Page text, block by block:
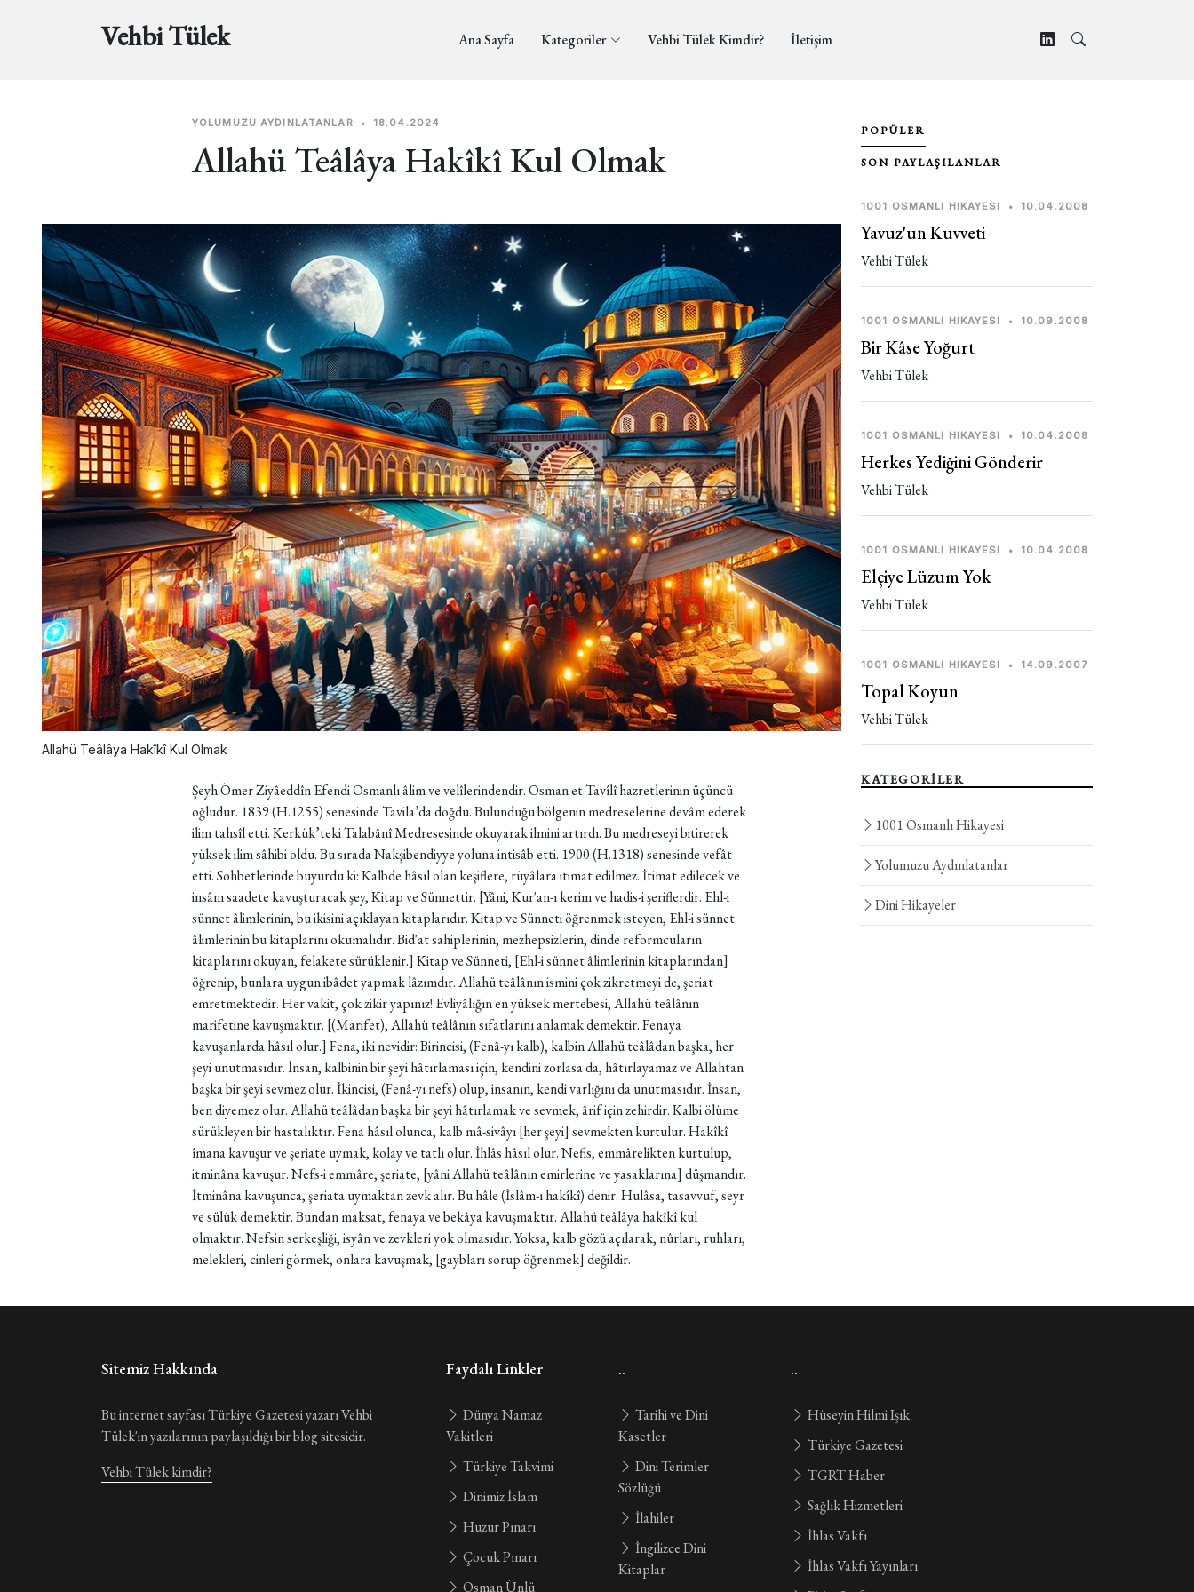
Vehbi Tülek Ana Sayfa Kategoriler Vehbi Tülek Kimdir? İletişim
YOLUMUZU AYDINLATANLAR • 18.04.2024
Allahü Teâlâya Hakîkî Kul Olmak
Allahü Teâlâya Hakîkî Kul Olmak
Şeyh Ömer Ziyâeddîn Efendi Osmanlı âlim ve velîlerindendir. Osman et-Tavîlî hazretlerinin üçüncü
oğludur. 1839 (H.1255) senesinde Tavila’da doğdu. Bulunduğu bölgenin medreselerine devâm ederek
ilim tahsîl etti. Kerkük’teki Talabânî Medresesinde okuyarak ilmini artırdı. Bu medreseyi bitirerek
yüksek ilim sâhibi oldu. Bu sırada Nakşibendiyye yoluna intisâb etti. 1900 (H.1318) senesinde vefât
etti. Sohbetlerinde buyurdu ki: Kalbde hâsıl olan keşiflere, rüyâlara itimat edilmez. İtimat edilecek ve
insânı saadete kavuşturacak şey, Kitap ve Sünnettir. [Yâni, Kur'an-ı kerim ve hadis-i şeriflerdir. Ehl-i
sünnet âlimlerinin, bu ikisini açıklayan kitaplarıdır. Kitap ve Sünneti öğrenmek isteyen, Ehl-i sünnet
âlimlerinin bu kitaplarını okumalıdır. Bid'at sahiplerinin, mezhepsizlerin, dinde reformcuların
kitaplarını okuyan, felakete sürüklenir.] Kitap ve Sünneti, [Ehl-i sünnet âlimlerinin kitaplarından]
öğrenip, bunlara uygun ibâdet yapmak lâzımdır. Allahü teâlânın ismini çok zikretmeyi de, şeriat
emretmektedir. Her vakit, çok zikir yapınız! Evliyâlığın en yüksek mertebesi, Allahü teâlânın
marifetine kavuşmaktır. [(Marifet), Allahü teâlânın sıfatlarını anlamak demektir. Fenaya
kavuşanlarda hâsıl olur.] Fena, iki nevidir: Birincisi, (Fenâ-yı kalb), kalbin Allahü teâlâdan başka, her
şeyi unutmasıdır. İnsan, kalbinin bir şeyi hâtırlaması için, kendini zorlasa da, hâtırlayamaz ve Allahtan
başka bir şeyi sevmez olur. İkincisi, (Fenâ-yı nefs) olup, insanın, kendi varlığını da unutmasıdır. İnsan,
ben diyemez olur. Allahü teâlâdan başka bir şeyi hâtırlamak ve sevmek, ârif için zehirdir. Kalbi ölüme
sürükleyen bir hastalıktır. Fena hâsıl olunca, kalb mâ-sivâyı [her şeyi] sevmekten kurtulur. Hakîkî
îmana kavuşur ve şeriate uymak, kolay ve tatlı olur. İhlâs hâsıl olur. Nefis, emmârelikten kurtulup,
itminâna kavuşur. Nefs-i emmâre, şeriate, [yâni Allahü teâlânın emirlerine ve yasaklarına] düşmandır.
İtminâna kavuşunca, şeriata uymaktan zevk alır. Bu hâle (İslâm-ı hakîkî) denir. Hulâsa, tasavvuf, seyr
ve sülûk demektir. Bundan maksat, fenaya ve bekâya kavuşmaktır. Allahü teâlâya hakîkî kul
olmaktır. Nefsin serkeşliği, isyân ve zevkleri yok olmasıdır. Yoksa, kalb gözü açılarak, nûrları, ruhları,
melekleri, cinleri görmek, onlara kavuşmak, [gaybları sorup öğrenmek] değildir.
POPÜLER
SON PAYLAŞILANLAR
1001 OSMANLI HIKAYESI • 10.04.2008
Yavuz'un Kuvveti
Vehbi Tülek
1001 OSMANLI HIKAYESI • 10.09.2008
Bir Kâse Yoğurt
Vehbi Tülek
1001 OSMANLI HIKAYESI • 10.04.2008
Herkes Yediğini Gönderir
Vehbi Tülek
1001 OSMANLI HIKAYESI • 10.04.2008
Elçiye Lüzum Yok
Vehbi Tülek
1001 OSMANLI HIKAYESI • 14.09.2007
Topal Koyun
Vehbi Tülek
KATEGORİLER
1001 Osmanlı Hikayesi
Yolumuzu Aydınlatanlar
Dini Hikayeler
Sitemiz Hakkında
Bu internet sayfası Türkiye Gazetesi yazarı Vehbi
Tülek'in yazılarının paylaşıldığı bir blog sitesidir.
Vehbi Tülek kimdir?
Faydalı Linkler
Dünya Namaz
Vakitleri
Türkiye Takvimi
Dinimiz İslam
Huzur Pınarı
Çocuk Pınarı
Osman Ünlü
..
Tarihi ve Dini
Kasetler
Dini Terimler
Sözlüğü
İlahiler
İngilizce Dini
Kitaplar
..
Hüseyin Hilmi Işık
Türkiye Gazetesi
TGRT Haber
Sağlık Hizmetleri
İhlas Vakfı
İhlas Vakfı Yayınları